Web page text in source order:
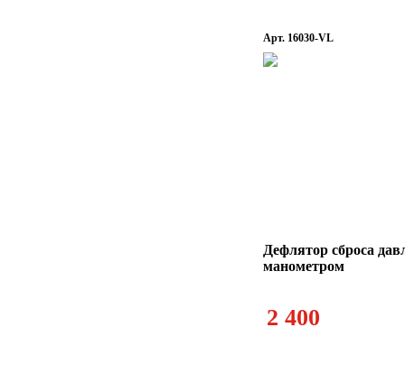
Арт. 16030-VL
Дефлятор сброса
манометром
2 400